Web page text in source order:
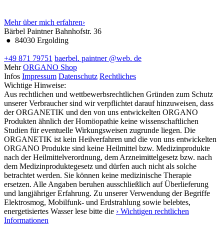
Mehr über mich erfahren›
Bärbel PaintnerBahnhofstr. 36
● 84030 Ergolding
+49 871 79751 baerbel. paintner @web. de
Mehr ORGANO Shop
Infos Impressum Datenschutz Rechtliches
Wichtige Hinweise:
Aus rechtlichen und wettbewerbsrechtlichen Gründen zum Schutz
unserer Verbraucher sind wir verpflichtet darauf hinzuweisen, dass
der ORGANETIK und den von uns entwickelten ORGANO
Produkten ähnlich der Homöopathie keine wissenschaftlichen
Studien für eventuelle Wirkungsweisen zugrunde liegen. Die
ORGANETIK ist kein Heilverfahren und die von uns entwickelten
ORGANO Produkte sind keine Heilmittel bzw. Medizinprodukte
nach der Heilmittelverordnung, dem Arzneimittelgesetz bzw. nach
dem Medizinproduktegesetz und dürfen auch nicht als solche
betrachtet werden. Sie können keine medizinische Therapie
ersetzen. Alle Angaben beruhen ausschließlich auf Überlieferung
und langjähriger Erfahrung. Zu unserer Verwendung der Begriffe
Elektrosmog, Mobilfunk- und Erdstrahlung sowie belebtes,
energetisiertes Wasser lese bitte die › Wichtigen rechtlichen
Informationen